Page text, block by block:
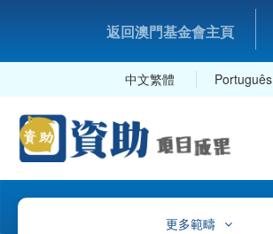
返回澳門基金會主頁
中文繁體 Português
更多範疇